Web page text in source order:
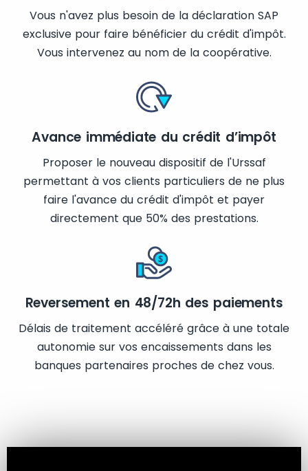
Vous n'avez plus besoin de la déclaration SAP
exclusive pour faire bénéficier du crédit d'impôt.
Vous intervenez au nom de la coopérative.
Avance immédiate du crédit d’impôt
Proposer le nouveau dispositif de l'Urssaf
permettant à vos clients particuliers de ne plus
faire l'avance du crédit d'impôt et payer
directement que 50% des prestations.
Reversement en 48/72h des paiements
Délais de traitement accéléré grâce à une totale
autonomie sur vos encaissements dans les
banques partenaires proches de chez vous.